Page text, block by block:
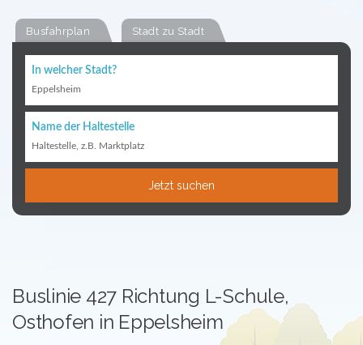
Busfahrplan Stadt zu Stadt
In welcher Stadt?
Eppelsheim
Name der Haltestelle
Haltestelle, z.B. Marktplatz
Jetzt suchen
Buslinie 427 Richtung L-Schule,
Osthofen in Eppelsheim